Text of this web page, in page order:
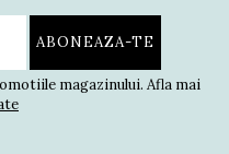
magazinului. Afla mai